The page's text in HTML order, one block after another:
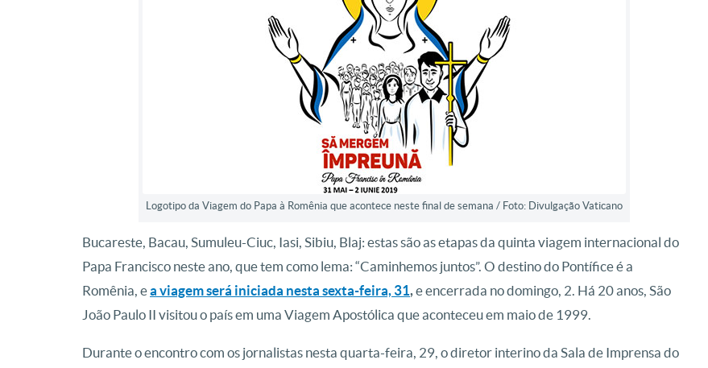
Logotipo da Viagem do Papa à Romênia que acontece neste final de semana / Foto: Divulgação Vaticano
Bucareste, Bacau, Sumuleu-Ciuc, Iasi, Sibiu, Blaj: estas são as etapas da quinta viagem internacional do
Papa Francisco neste ano, que tem como lema: “Caminhemos juntos”. O destino do Pontífice é a
Romênia, ea viagem será iniciada nesta sexta-feira, 31,e encerrada no domingo, 2. Há 20 anos, São
João Paulo II visitou o país em uma Viagem Apostólica que aconteceu em maio de 1999.
Durante o encontro com os jornalistas nesta quarta-feira, 29, o diretor interino da Sala de Imprensa do